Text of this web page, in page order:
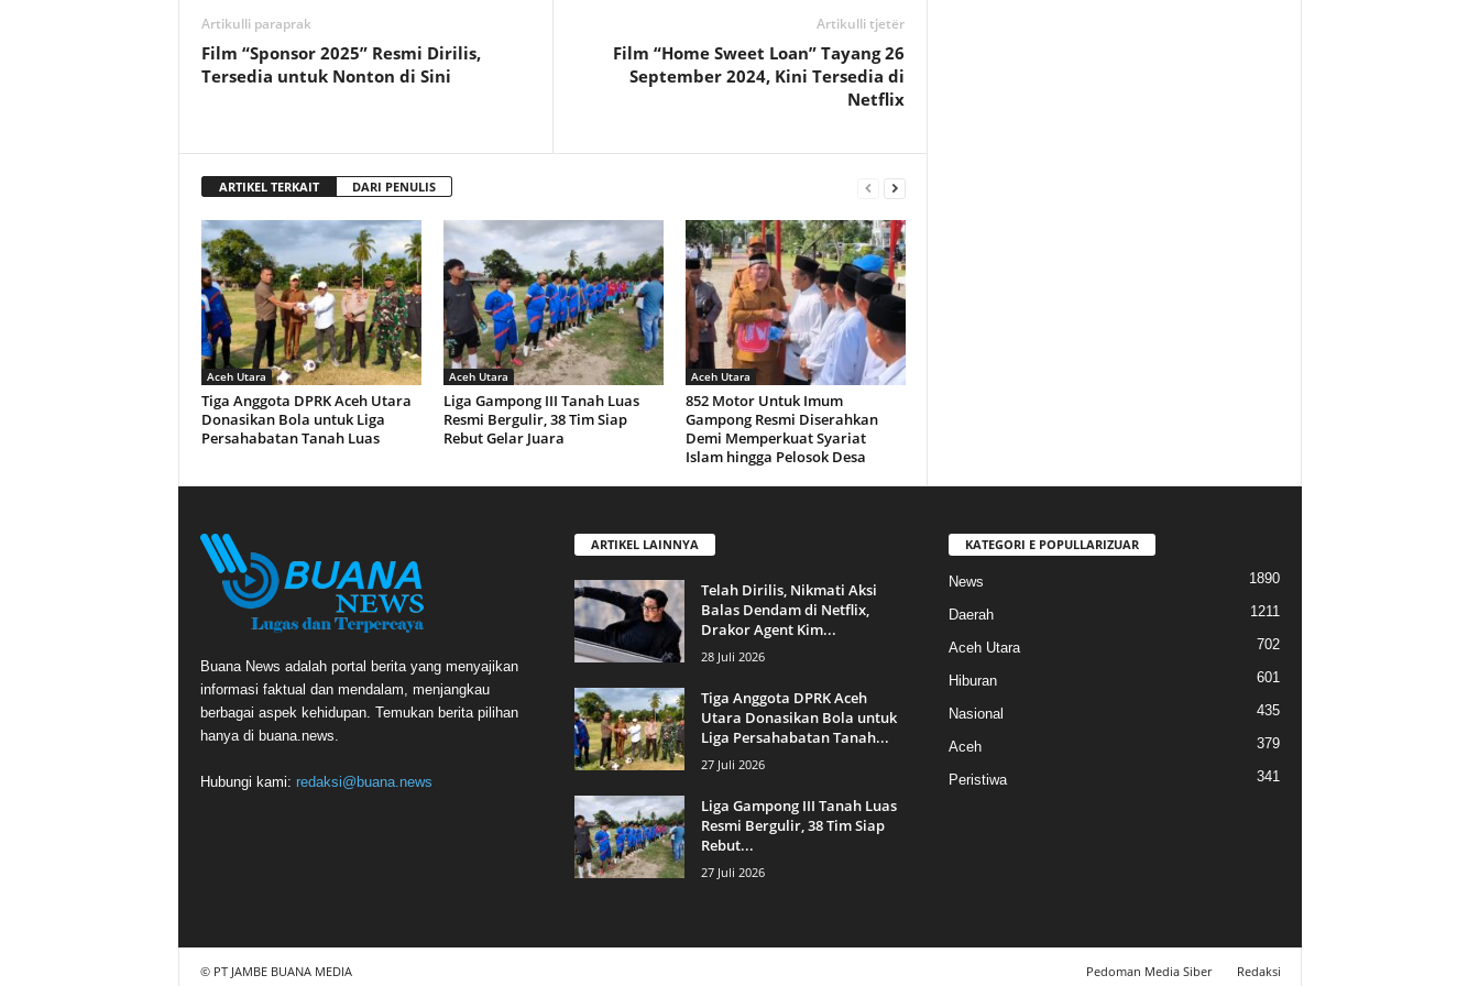
Artikulli paraprak
Film “Sponsor 2025” Resmi Dirilis,
Tersedia untuk Nonton di Sini
Artikulli tjetër
Film “Home Sweet Loan” Tayang 26
September 2024, Kini Tersedia di
Netflix
ARTIKEL TERKAIT DARI PENULIS
Aceh Utara
Tiga Anggota DPRK Aceh Utara
Donasikan Bola untuk Liga
Persahabatan Tanah Luas
Aceh Utara
Liga Gampong III Tanah Luas
Resmi Bergulir, 38 Tim Siap
Rebut Gelar Juara
Aceh Utara
852 Motor Untuk Imum
Gampong Resmi Diserahkan
Demi Memperkuat Syariat
Islam hingga Pelosok Desa
Buana News adalah portal berita yang menyajikan
informasi faktual dan mendalam, menjangkau
berbagai aspek kehidupan. Temukan berita pilihan
hanya di buana.news.
Hubungi kami: redaksi@buana.news
ARTIKEL LAINNYA
Telah Dirilis, Nikmati Aksi
Balas Dendam di Netflix,
Drakor Agent Kim...
28 Juli 2026
Tiga Anggota DPRK Aceh
Utara Donasikan Bola untuk
Liga Persahabatan Tanah...
27 Juli 2026
Liga Gampong III Tanah Luas
Resmi Bergulir, 38 Tim Siap
Rebut...
27 Juli 2026
KATEGORI E POPULLARIZUAR
News 1890
Daerah 1211
Aceh Utara 702
Hiburan 601
Nasional 435
Aceh 379
Peristiwa 341
Pedoman Media Siber Redaksi
© PT JAMBE BUANA MEDIA